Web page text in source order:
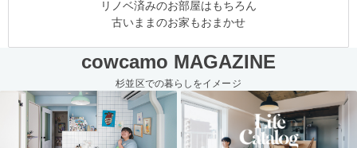
リノベ済みのお部屋はもちろん
古いままのお家もおまかせ
cowcamo MAGAZINE
杉並区での暮らしをイメージ